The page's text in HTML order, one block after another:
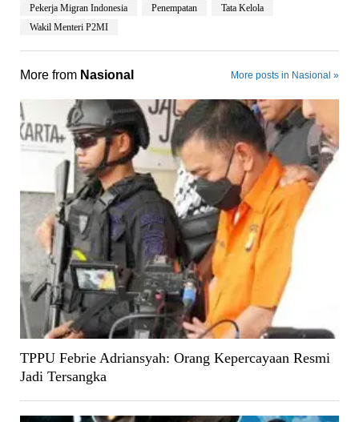
Pekerja Migran Indonesia
Penempatan
Tata Kelola
Wakil Menteri P2MI
More from Nasional More posts in Nasional »
TPPU Febrie Adriansyah: Orang Kepercayaan Resmi
Jadi Tersangka